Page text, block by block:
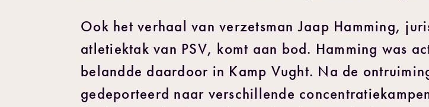
Ook het verhaal van verzetsman Jaap Hamming,
atletiektak van PSV, komt aan bod. Hamming was
belandde daardoor in Kamp Vught. Na de
gedeporteerd naar verschillende